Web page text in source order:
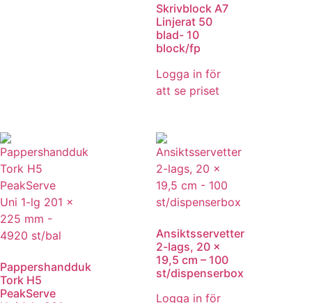
Skrivblock A7
Linjerat 50
blad- 10
block/fp
Logga in för
att se priset
Pappershandduk
Tork H5
PeakServe
Ansiktsservetter
2-lags, 20 x
19,5 cm – 100
st/dispenserbox
Logga in för